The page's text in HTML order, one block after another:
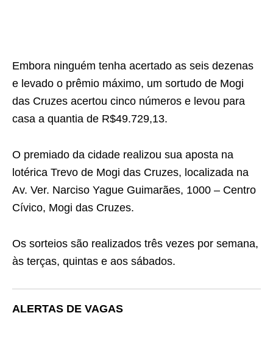
Embora ninguém tenha acertado as seis dezenas
e levado o prêmio máximo, um sortudo de Mogi
das Cruzes acertou cinco números e levou para
casa a quantia de R$49.729,13.
O premiado da cidade realizou sua aposta na
lotérica Trevo de Mogi das Cruzes, localizada na
Av. Ver. Narciso Yague Guimarães, 1000 – Centro
Cívico, Mogi das Cruzes.
Os sorteios são realizados três vezes por semana,
às terças, quintas e aos sábados.
ALERTAS DE VAGAS